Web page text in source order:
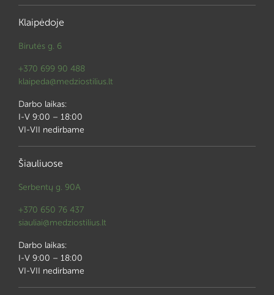
Klaipėdoje
Birutės g. 6
+370 699 90 488
klaipeda@medziostilius.lt
Darbo laikas:
I-V 9:00 – 18:00
VI-VII nedirbame
Šiauliuose
Serbentų g. 90A
+370 650 76 437
siauliai@medziostilius.lt
Darbo laikas:
I-V 9:00 – 18:00
VI-VII nedirbame